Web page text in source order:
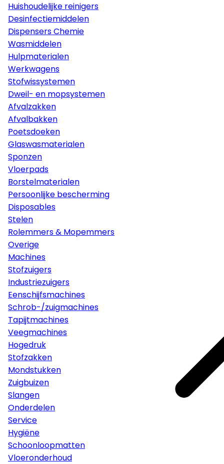
Huishoudelijke reinigers
Desinfectiemiddelen
Dispensers Chemie
Wasmiddelen
Hulpmaterialen
Werkwagens
Stofwissystemen
Dweil- en mopsystemen
Afvalzakken
Afvalbakken
Poetsdoeken
Glaswasmaterialen
Sponzen
Vloerpads
Borstelmaterialen
Persoonlijke bescherming
Disposables
Stelen
Rolemmers & Mopemmers
Overige
Machines
Stofzuigers
Industriezuigers
Eenschijfsmachines
Schrob-/zuigmachines
Tapijtmachines
Veegmachines
Hogedruk
Stofzakken
Mondstukken
Zuigbuizen
Slangen
Onderdelen
Service
Hygiëne
Schoonloopmatten
Vloeronderhoud